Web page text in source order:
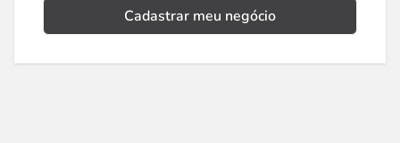
Cadastrar meu negócio